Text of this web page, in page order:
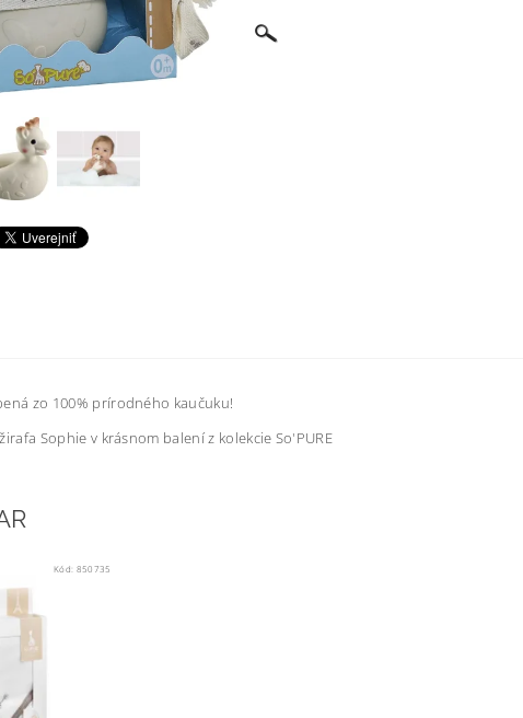
zo 100% prírodného kaučuku!
Sophie v krásnom balení z kolekcie So'PURE
Kód: 850735